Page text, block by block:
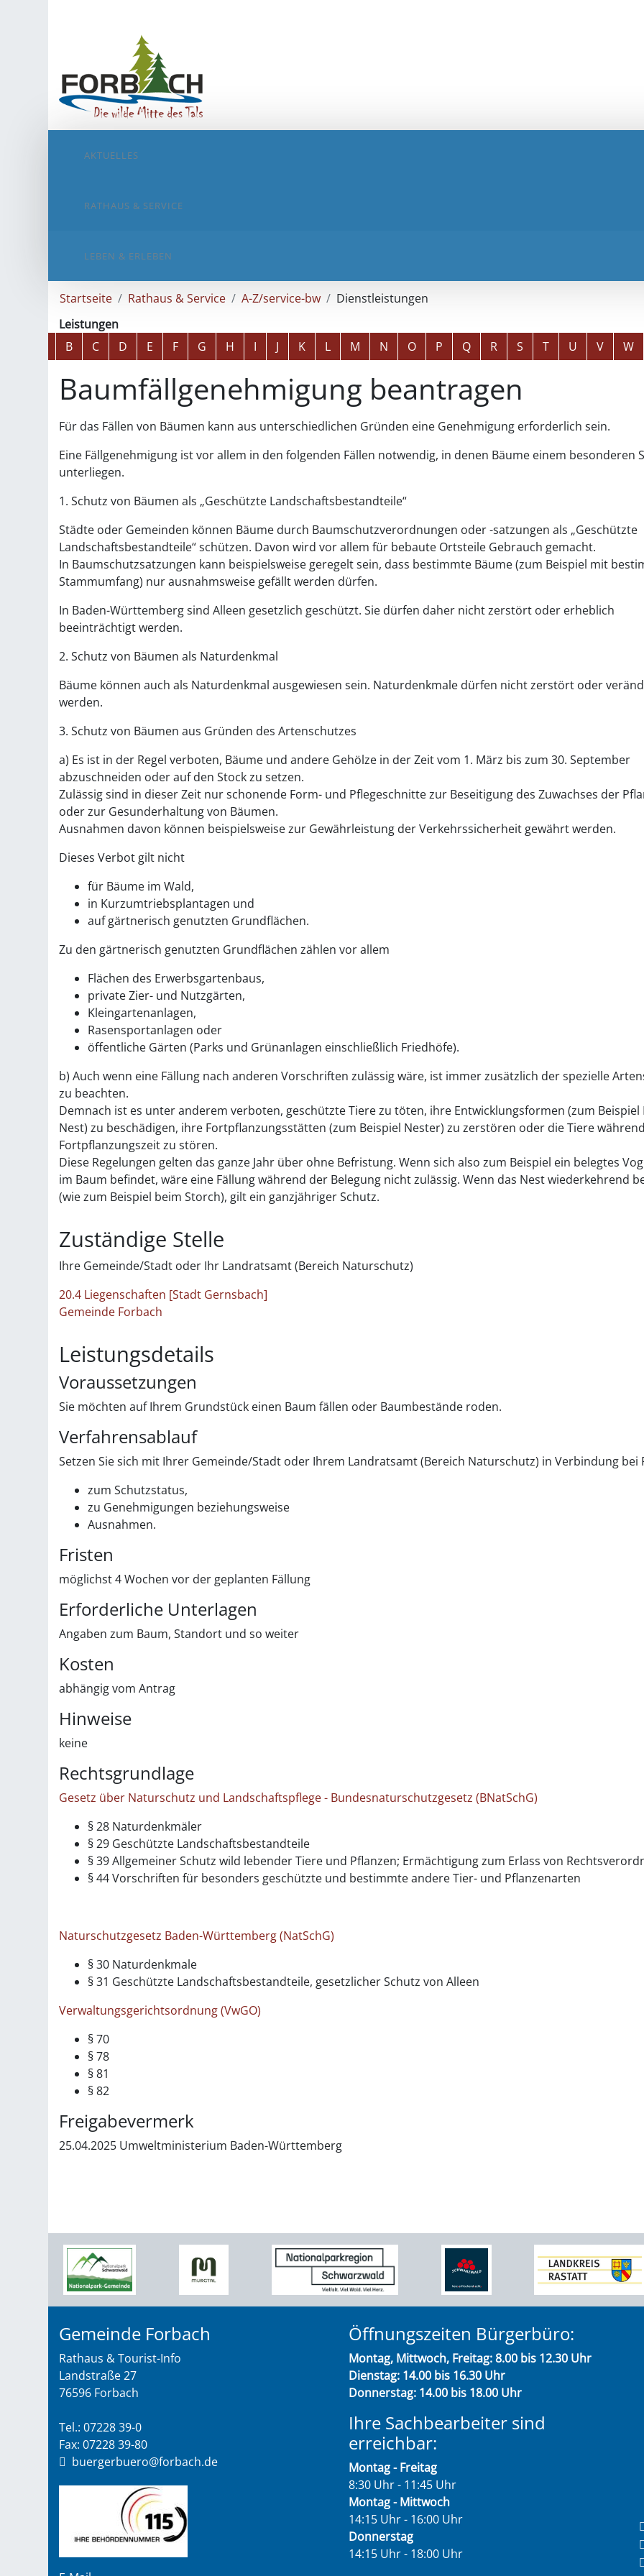
AKTUELLES
RATHAUS & SERVICE
LEBEN & ERLEBEN
Startseite Rathaus & Service A-Z/service-bw
Dienstleistungen
Leistungen
Alphabetisches Register überspringen
B C D E F G H I J K L M N O P Q R S T U V W
Baumfällgenehmigung beantragen
Für das Fällen von Bäumen kann aus unterschiedlichen Gründen eine Genehmigung erforderlich sein.
Eine Fällgenehmigung ist vor allem in den folgenden Fällen notwendig, in denen Bäume einem besonderen
unterliegen.
1. Schutz von Bäumen als „Geschützte Landschaftsbestandteile“
Städte oder Gemeinden können Bäume durch Baumschutzverordnungen oder -satzungen als „Geschützte
Landschaftsbestandteile“ schützen. Davon wird vor allem für bebaute Ortsteile Gebrauch gemacht.
In Baumschutzsatzungen kann beispielsweise geregelt sein, dass bestimmte Bäume(zum Beispiel mit
Stammumfang) nur ausnahmsweise gefällt werden dürfen.
In Baden-Württemberg sind Alleen gesetzlich geschützt. Sie dürfen daher nicht zerstört oder erheblich
beeinträchtigt werden.
2. Schutz von Bäumen als Naturdenkmal
Bäume können auch als Naturdenkmal ausgewiesen sein. Naturdenkmale dürfen nicht zerstört oder
werden.
3. Schutz von Bäumen aus Gründen des Artenschutzes
a) Es ist in der Regel verboten, Bäume und andere Gehölze in der Zeit vom 1. März bis zum 30. September
abzuschneiden oder auf den Stock zu setzen.
Zulässig sind in dieser Zeit nur schonende Form- und Pflegeschnitte zur Beseitigung des Zuwachses der
oder zur Gesunderhaltung von Bäumen.
Ausnahmen davon können beispielsweise zur Gewährleistung der Verkehrssicherheit gewährt werden.
Dieses Verbot gilt nicht
für Bäume im Wald,
in Kurzumtriebsplantagen und
auf gärtnerisch genutzten Grundflächen.
Zu den gärtnerisch genutzten Grundflächen zählen vor allem
Flächen des Erwerbsgartenbaus,
private Zier- und Nutzgärten,
Kleingartenanlagen,
Rasensportanlagen oder
öffentliche Gärten (Parks und Grünanlagen einschließlich Friedhöfe).
b) Auch wenn eine Fällung nach anderen Vorschriften zulässig wäre, ist immer zusätzlich der spezielle
zu beachten.
Demnach ist es unter anderem verboten, geschützte Tiere zu töten, ihre Entwicklungsformen(zum Beispiel
Nest) zu beschädigen, ihre Fortpflanzungsstätten (zum Beispiel Nester) zu zerstören oder die Tiere
Fortpflanzungszeit zu stören.
Diese Regelungen gelten das ganze Jahr über ohne Befristung.Wenn sich also zum Beispiel ein belegtes
im Baum befindet, wäre eine Fällung während der Belegung nicht zulässig. Wenn das Nest wiederkehrend
(wie zum Beispiel beim Storch), gilt ein ganzjähriger Schutz.
Zuständige Stelle
Ihre Gemeinde/Stadt oder Ihr Landratsamt (Bereich Naturschutz)
20.4 Liegenschaften [Stadt Gernsbach]
Gemeinde Forbach
Leistungsdetails
Voraussetzungen
Sie möchten auf Ihrem Grundstück einen Baum fällen oder Baumbestände roden.
Verfahrensablauf
Setzen Sie sich mit Ihrer Gemeinde/Stadt oder Ihrem Landratsamt (Bereich Naturschutz) in Verbindung bei
zum Schutzstatus,
zu Genehmigungen beziehungsweise
Ausnahmen.
Fristen
möglichst 4 Wochen vor der geplanten Fällung
Erforderliche Unterlagen
Angaben zum Baum, Standort und so weiter
Kosten
abhängig vom Antrag
Hinweise
keine
Rechtsgrundlage
Gesetz über Naturschutz und Landschaftspflege - Bundesnaturschutzgesetz (BNatSchG)
§ 28 Naturdenkmäler
§ 29 Geschützte Landschaftsbestandteile
§ 39 Allgemeiner Schutz wild lebender Tiere und Pflanzen; Ermächtigung zum Erlass von
§ 44 Vorschriften für besonders geschützte und bestimmte andere Tier- und Pflanzenarten
Naturschutzgesetz Baden-Württemberg (NatSchG)
§ 30 Naturdenkmale
§ 31 Geschützte Landschaftsbestandteile, gesetzlicher Schutz von Alleen
Verwaltungsgerichtsordnung (VwGO)
§ 70
§ 78
§ 81
§ 82
Freigabevermerk
25.04.2025 Umweltministerium Baden-Württemberg
Gemeinde Forbach
Rathaus & Tourist-Info
Landstraße 27
76596 Forbach
Tel.: 07228 39-0
Fax: 07228 39-80
buergerbuero@forbach.de
Öffnungszeiten Bürgerbüro:
Montag, Mittwoch, Freitag: 8.00 bis 12.30 Uhr
Dienstag: 14.00 bis 16.30 Uhr
Donnerstag: 14.00 bis 18.00 Uhr
Ihre Sachbearbeiter sind
erreichbar:
Montag - Freitag
8:30 Uhr - 11:45 Uhr
Montag - Mittwoch
14:15 Uhr - 16:00 Uhr
Donnerstag
14:15 Uhr - 18:00 Uhr